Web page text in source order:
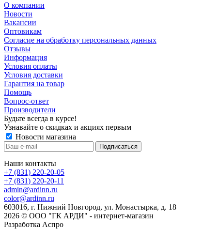
О компании
Новости
Вакансии
Оптовикам
Cогласие на обработку персональных данных
Отзывы
Информация
Условия оплаты
Условия доставки
Гарантия на товар
Помощь
Вопрос-ответ
Производители
Будьте всегда в курсе!
Узнавайте о скидках и акциях первым
Новости магазина
Наши контакты
+7 (831) 220-20-05
+7 (831) 220-20-11
admin@ardinn.ru
color@ardinn.ru
603016, г. Нижний Новгород, ул. Монастырка, д. 18
2026 © ООО "ГК АРДИ" - интернет-магазин
Разработка Аспро